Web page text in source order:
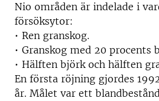
Nio områden är indelade i
försöksytor:
• Ren granskog.
• Granskog med 20 procents
• Hälften björk och hälften
En första röjning gjordes
år. Målet var ett